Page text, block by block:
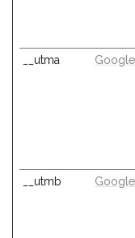
__utma Google
__utmb Google